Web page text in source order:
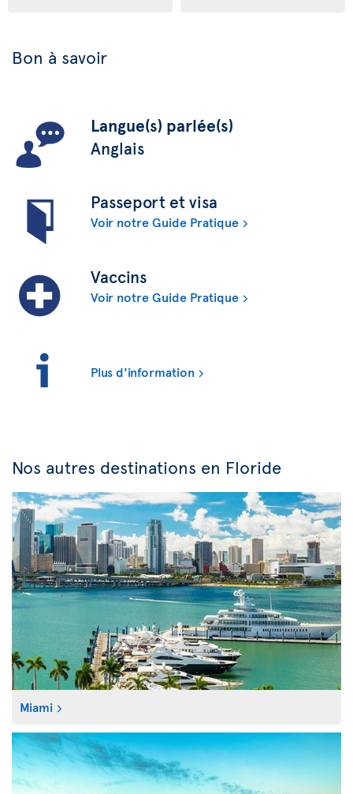
Bon à savoir
Langue(s) parlée(s)
Anglais
Passeport et visa
Voir notre Guide Pratique
Vaccins
Voir notre Guide Pratique
Plus d'information
Nos autres destinations en Floride
Miami